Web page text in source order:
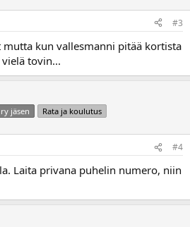
#3
kun vallesmanni pitää kortista
tovin...
jäsen Rata ja koulutus
#4
Laita privana puhelin numero, niin